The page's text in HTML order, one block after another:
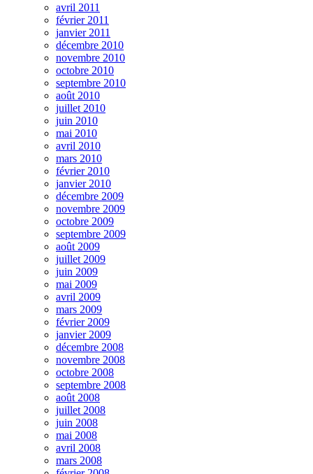
avril 2011
février 2011
janvier 2011
décembre 2010
novembre 2010
octobre 2010
septembre 2010
août 2010
juillet 2010
juin 2010
mai 2010
avril 2010
mars 2010
février 2010
janvier 2010
décembre 2009
novembre 2009
octobre 2009
septembre 2009
août 2009
juillet 2009
juin 2009
mai 2009
avril 2009
mars 2009
février 2009
janvier 2009
décembre 2008
novembre 2008
octobre 2008
septembre 2008
août 2008
juillet 2008
juin 2008
mai 2008
avril 2008
mars 2008